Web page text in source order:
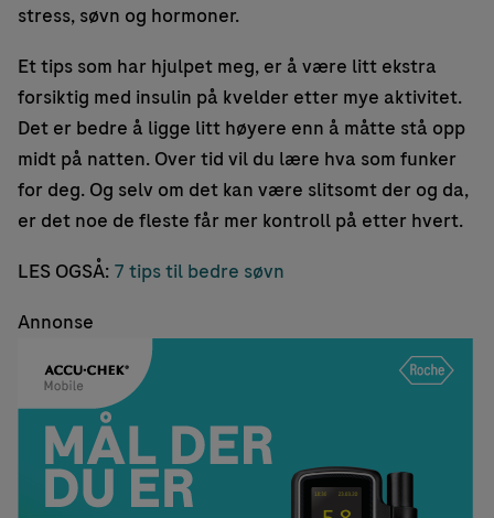
stress, søvn og hormoner.
Et tips som har hjulpet meg, er å være litt ekstra
forsiktig med insulin på kvelder etter mye aktivitet.
Det er bedre å ligge litt høyere enn å måtte stå opp
midt på natten. Over tid vil du lære hva som funker
for deg. Og selv om det kan være slitsomt der og da,
er det noe de fleste får mer kontroll på etter hvert.
LES OGSÅ: 7 tips til bedre søvn
Annonse